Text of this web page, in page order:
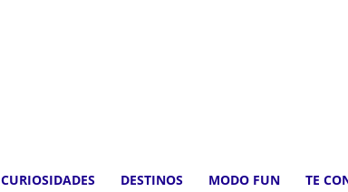
CURIOSIDADES DESTINOS MODO FUN TE